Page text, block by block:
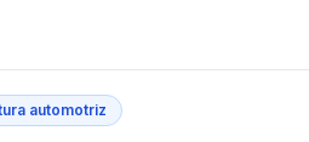
automotriz